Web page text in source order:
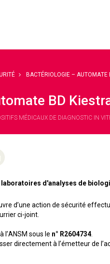
BACTÉRIOLOGIE –
BD
MÉDICAUX DE DIAGNOSTIC IN
laboratoires d'analyses de
d’une action de sécurité
ci-joint.
sous le n° R2604734.
directement à l’émetteur de